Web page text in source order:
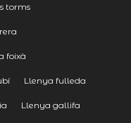
torms
foixà
Llenya fulleda
Llenya gallifa